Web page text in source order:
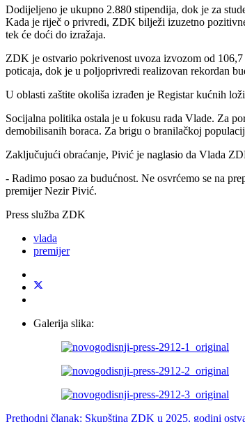
Dodijeljeno je ukupno 2.880 stipendija, dok je za
Kada je riječ o privredi, ZDK bilježi izuzetno
tek će doći do izražaja.
ZDK je ostvario pokrivenost uvoza izvozom od
poticaja, dok je u poljoprivredi realizovan rekordan
U oblasti zaštite okoliša izrađen je Registar kućnih
Socijalna politika ostala je u fokusu rada Vlade. Za
demobilisanih boraca. Za brigu o branilačkoj
Zaključujući obraćanje, Pivić je naglasio da Vlada
- Radimo posao za budućnost. Ne osvrćemo se na
premijer Nezir Pivić.
Press služba ZDK
vlada
premijer
Galerija slika:
Prethodni članak: Skupština ZDK u 2025. godini